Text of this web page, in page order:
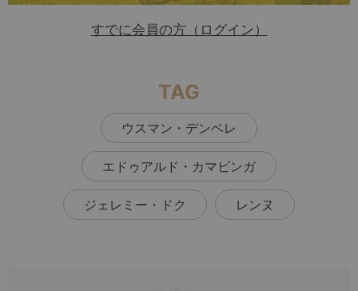
すでに会員の方（ログイン）
TAG
ウスマン・デンベレ
エドゥアルド・カマビンガ
ジェレミー・ドク レンヌ